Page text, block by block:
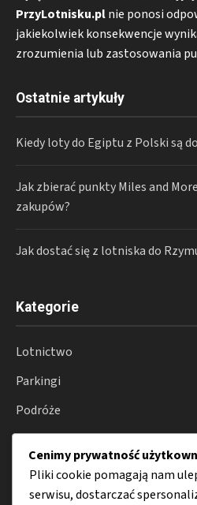
PrzyLotnisku.plnie ponosi
jakiekolwiek konsekwencje
zrozumienia lub zastosowania
Ostatnie artykuły
Kiedy loty do Egiptu z Polski są
Jak zbierać punkty Miles and
zakupów?
Jak dostać się z lotniska do
Kategorie
Lotnictwo
Parkingi
Podróże
Transport
Porady
Cenimy prywatność
Pliki cookie pomagają nam
serwisu, dostarczać